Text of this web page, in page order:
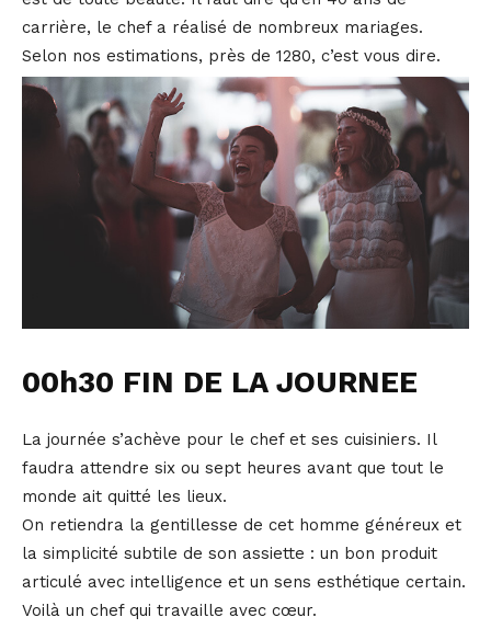
carrière, le chef a réalisé de nombreux mariages.
Selon nos estimations, près de 1280, c’est vous dire.
00h30 FIN DE LA JOURNEE
La journée s’achève pour le chef et ses cuisiniers. Il
faudra attendre six ou sept heures avant que tout le
monde ait quitté les lieux.
On retiendra la gentillesse de cet homme généreux et
la simplicité subtile de son assiette : un bon produit
articulé avec intelligence et un sens esthétique certain.
Voilà un chef qui travaille avec cœur.